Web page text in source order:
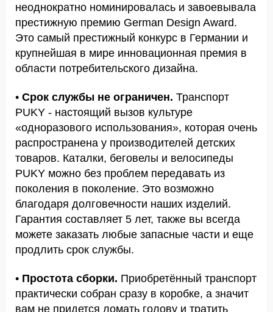
неоднократно номинировалась и завоевывала
престижную премию German Design Award.
Это самый престижный конкурс в Германии и
крупнейшая в мире инновационная премия в
области потребительского дизайна.
• Срок службы не ограничен. Транспорт
PUKY - настоящий вызов культуре
«одноразового использования», которая очень
распространена у производителей детских
товаров. Каталки, беговелы и велосипеды
PUKY можно без проблем передавать из
поколения в поколение. Это возможно
благодаря долговечности наших изделий.
Гарантия составляет 5 лет, также вы всегда
можете заказать любые запасные части и еще
продлить срок службы.
• Простота сборки. Приобретённый транспорт
практически собран сразу в коробке, а значит
вам не придется ломать голову и тратить